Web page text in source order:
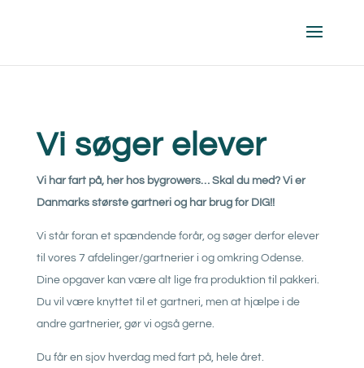
Vi søger elever
Vi har fart på, her hos bygrowers… Skal du med? Vi er
Danmarks største gartneri og har brug for DIG!!
Vi står foran et spændende forår, og søger derfor elever
til vores 7 afdelinger/gartnerier i og omkring Odense.
Dine opgaver kan være alt lige fra produktion til pakkeri.
Du vil være knyttet til et gartneri, men at hjælpe i de
andre gartnerier, gør vi også gerne.
Du får en sjov hverdag med fart på, hele året.